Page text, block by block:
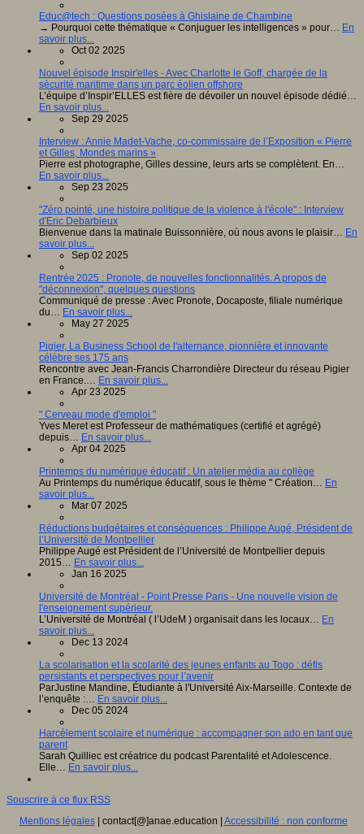
Educ@tech : Questions posées à Ghislaine de Chambine
→ Pourquoi cette thématique « Conjuguer les intelligences » pour… En
savoir plus...
Oct 02 2025
Nouvel épisode Inspir'elles - Avec Charlotte le Goff, chargée de la
sécurité maritime dans un parc éolien offshore
L’équipe d’Inspir’ELLES est fière de dévoiler un nouvel épisode dédié…
En savoir plus...
Sep 29 2025
Interview : Annie Madet-Vache, co-commissaire de l’Exposition « Pierre
et Gilles, Mondes marins »
Pierre est photographe, Gilles dessine, leurs arts se complètent. En…
En savoir plus...
Sep 23 2025
"Zéro pointé, une histoire politique de la violence à l'école" : Interview
d'Eric Debarbieux
Bienvenue dans la matinale Buissonnière, où nous avons le plaisir… En
savoir plus...
Sep 02 2025
Rentrée 2025 : Pronote, de nouvelles fonctionnalités. A propos de
"déconnexion", quelques questions
Communiqué de presse : Avec Pronote, Docaposte, filiale numérique
du… En savoir plus...
May 27 2025
Pigier, La Business School de l'alternance, pionnière et innovante
célèbre ses 175 ans
Rencontre avec Jean-Francis Charrondière Directeur du réseau Pigier
en France.… En savoir plus...
Apr 23 2025
" Cerveau mode d'emploi "
Yves Meret est Professeur de mathématiques (certifié et agrégé)
depuis… En savoir plus...
Apr 04 2025
Printemps du numérique éducatif : Un atelier média au collège
Au Printemps du numérique éducatif, sous le thème " Création… En
savoir plus...
Mar 07 2025
Réductions budgétaires et conséquences : Philippe Augé, Président de
l’Université de Montpellier
Philippe Augé est Président de l’Université de Montpellier depuis
2015… En savoir plus...
Jan 16 2025
Université de Montréal - Point Presse Paris - Une nouvelle vision de
l'enseignement supérieur.
L’Université de Montréal ( l’UdeM ) organisait dans les locaux… En
savoir plus...
Dec 13 2024
La scolarisation et la scolarité des jeunes enfants au Togo : défis
persistants et perspectives pour l’avenir
ParJustine Mandine, Étudiante à l'Université Aix-Marseille. Contexte de
l’enquête :… En savoir plus...
Dec 05 2024
Harcèlement scolaire et numérique : accompagner son ado en tant que
parent
Sarah Quilliec est créatrice du podcast Parentalité et Adolescence.
Elle… En savoir plus...
Souscrire à ce flux RSS
Mentions légales| contact[@]anae.education | Accessibilité : non conforme